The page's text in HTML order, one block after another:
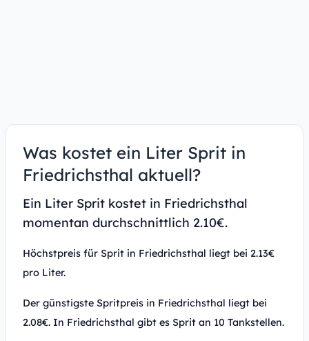
Was kostet ein Liter Sprit in
Friedrichsthal aktuell?
Ein Liter Sprit kostet in Friedrichsthal
momentan durchschnittlich 2.10€.
Höchstpreis für Sprit in Friedrichsthal liegt bei 2.13€
pro Liter.
Der günstigste Spritpreis in Friedrichsthal liegt bei
2.08€. In Friedrichsthal gibt es Sprit an 10 Tankstellen.